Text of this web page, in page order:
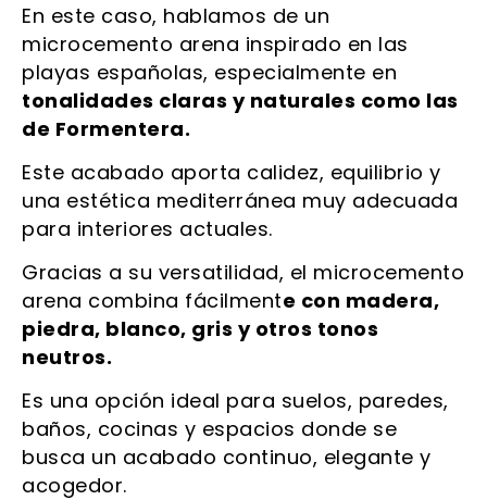
En este caso, hablamos de un
microcemento arena inspirado en las
playas españolas, especialmente en
tonalidades claras y naturales como las
de Formentera.
Este acabado aporta calidez, equilibrio y
una estética mediterránea muy adecuada
para interiores actuales.
Gracias a su versatilidad, el microcemento
arena combina fácilmente con madera,
piedra, blanco, gris y otros tonos
neutros.
Es una opción ideal para suelos, paredes,
baños, cocinas y espacios donde se
busca un acabado continuo, elegante y
acogedor.